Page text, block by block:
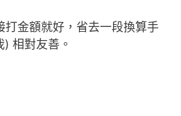
金額就好，省去一段換算手
相對友善。